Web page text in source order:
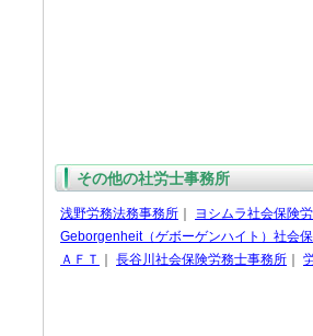
その他の社労士事務所
浅野労務法務事務所 ヨシムラ社会保険
Geborgenheit（ゲボーゲンハイト）社会
ＡＦＴ
長谷川社会保険労務士事務所